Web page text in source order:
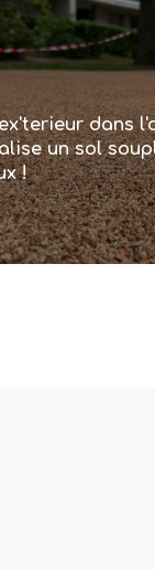
dans
un sol
!